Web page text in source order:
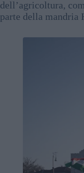
dell’agricoltura,
parte della mandria